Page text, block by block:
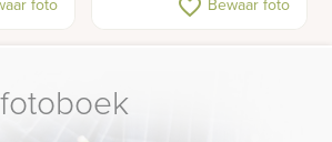
foto favorite_border Bewaar foto